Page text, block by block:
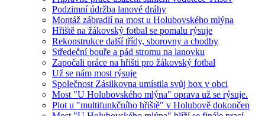
Podzimní údržba lanové dráhy
Montáž zábradlí na most u Holubovského mlýna
Hřiště na žákovský fotbal se pomalu rýsuje
Rekonstrukce další třídy, sborovny a chodby
Středeční bouře a pád stromu na lanovku
Započali práce na hřišti pro žákovský fotbal
Už se nám most rýsuje
Společnost Zásilkovna umístila svůj box v obci
Most "U Holubovského mlýna" oprava už se rýsuje.
Plot u "multifunkčního hřiště" v Holubově dokončen